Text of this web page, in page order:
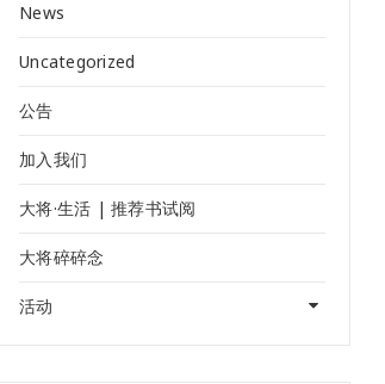
News
Uncategorized
公告
加入我们
大将·生活 | 推荐书试阅
大将碎碎念
活动